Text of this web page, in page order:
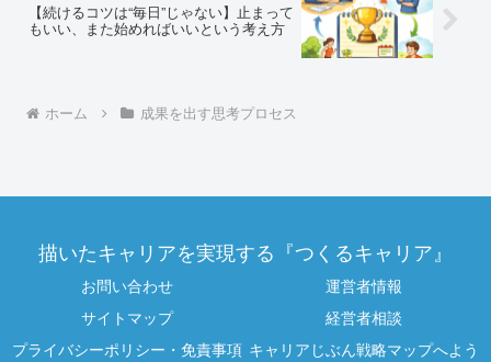
【続けるコツは“毎日”じゃない】止まって
もいい、また始めればいいという考え方
ホーム 成果を出す思考プロセス
描いたキャリアを実現する『つくるキャリア』
お問い合わせ
運営者情報
サイトマップ
経営者相談
プライバシーポリシー・免責事項 キャリアじぶん戦略マップへよう